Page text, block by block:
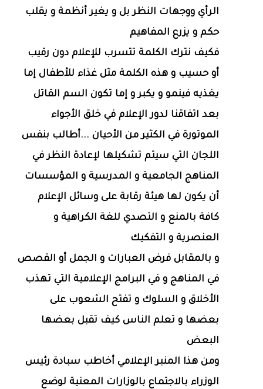
الرأي ووجهات النظر بل و يغير أنظمة و يقلب
حكم و يزرع المفاهيم
فكيف نترك الكلمة تتسرب للإعلام دون رقيب
أو حسيب و هذه الكلمة مثل غذاء للأطفال إما
يغذيه فينمو و يكبر و إما تكون السم القاتل
بعد اتفاقنا لدور الإعلام في خلق الأجواء
الموتورة في الكثير من الأحيان ...أطالب بنفس
اللجان التي سيتم تشكيلها لإعادة النظر في
المناهج الجامعية و المدرسية و المؤسسات
أن يكون لها هيئة رقابة على وسائل الإعلام
كافة بالمنع و التصدي للغة الكراهية و
العنصرية و التفكيك
و بالمقابل فرض العبارات و الجمل أو القصص
في المناهج و في البرامج الإعلامية التي تهذب
الأخلاق و السلوك و تفتح الشعوب على
بعضها و تعلم الناس كيف تقبل بعضها
البعض
ومن هذا المنبر الإعلامي أخاطب سبادة رئيس
الوزراء بالاجتماع بالوزارات المعنية لوضع